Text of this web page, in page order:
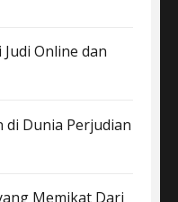
Online dan
Dunia Perjudian
Memikat Dari